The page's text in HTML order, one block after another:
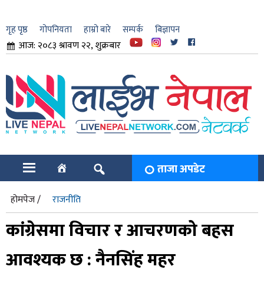
गृह पृष्ठ गोपनियता हाम्रो बारे सम्पर्क बिज्ञापन
आज: २०८३ श्रावण २२, शुक्रबार
ताजा अपडेट
होमपेज / राजनीति
कांग्रेसमा विचार र आचरणको बहस
आवश्यक छ : नैनसिंह महर